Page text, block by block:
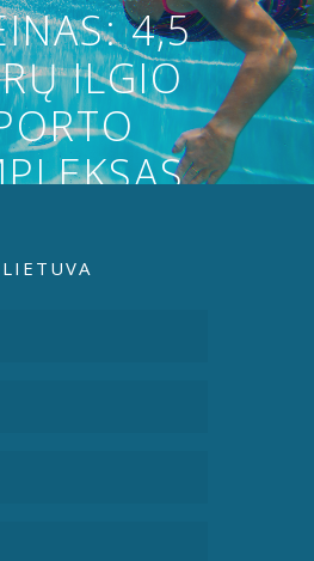
4,5
ILGIO